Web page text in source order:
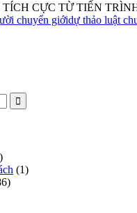
CỰC TỪ TIẾN
chuyển giớidự thảo luật
(1)